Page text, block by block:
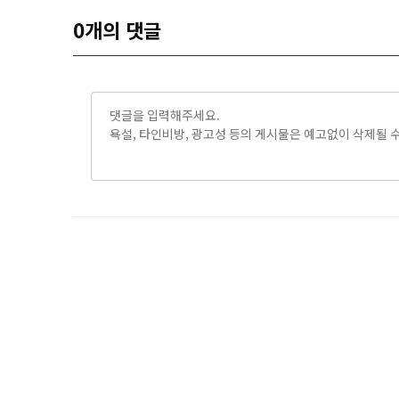
0개의 댓글